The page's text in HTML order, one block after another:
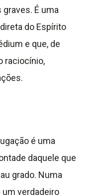
É uma
do Espírito
e que, de
raciocínio,
é uma
daquele que
grado. Numa
um verdadeiro